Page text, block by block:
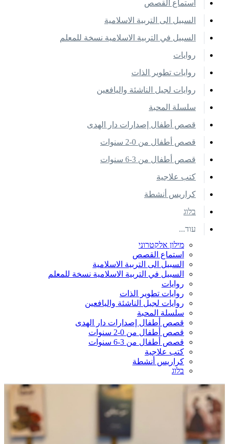
استماع القصص
السبيل الى التربية الاسلامية
السبيل في التربية الاسلامية نسخة للمعلم
روايات
روايات تطوير الذات
روايات لجيل الناشئة واليافعين
سلسلة المحبة
قصص أطفال إصدارات دار الهدى
قصص أطفال من 0-2 سنوات
قصص أطفال من 3-6 سنوات
كتب علاجية
كراريس أنشطة
בלוג
עוד...
מילון אלקטרוני
استماع القصص
السبيل الى التربية الاسلامية
السبيل في التربية الاسلامية نسخة للمعلم
روايات
روايات تطوير الذات
روايات لجيل الناشئة واليافعين
سلسلة المحبة
قصص أطفال إصدارات دار الهدى
قصص أطفال من 0-2 سنوات
قصص أطفال من 3-6 سنوات
كتب علاجية
كراريس أنشطة
בלוג